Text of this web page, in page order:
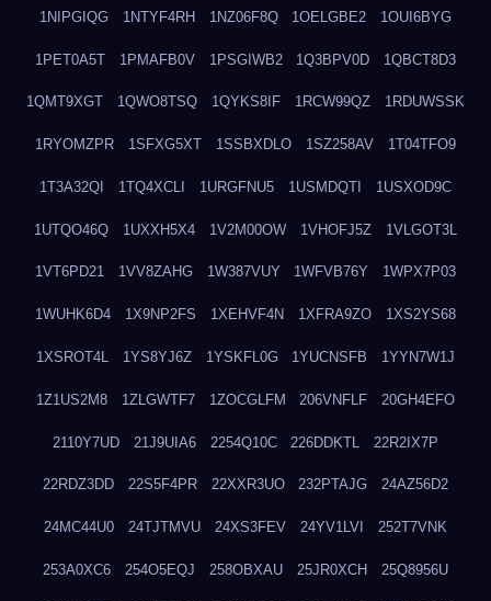
1NIPGIQG 1NTYF4RH 1NZ06F8Q 1OELGBE2 1OUI6BYG
1PET0A5T 1PMAFB0V 1PSGIWB2 1Q3BPV0D 1QBCT8D3
1QMT9XGT 1QWO8TSQ 1QYKS8IF 1RCW99QZ 1RDUWSSK
1RYOMZPR 1SFXG5XT 1SSBXDLO 1SZ258AV 1T04TFO9
1T3A32QI 1TQ4XCLI 1URGFNU5 1USMDQTI 1USXOD9C
1UTQO46Q 1UXXH5X4 1V2M00OW 1VHOFJ5Z 1VLGOT3L
1VT6PD21 1VV8ZAHG 1W387VUY 1WFVB76Y 1WPX7P03
1WUHK6D4 1X9NP2FS 1XEHVF4N 1XFRA9ZO 1XS2YS68
1XSROT4L 1YS8YJ6Z 1YSKFL0G 1YUCNSFB 1YYN7W1J
1Z1US2M8 1ZLGWTF7 1ZOCGLFM 206VNFLF 20GH4EFO
2110Y7UD 21J9UIA6 2254Q10C 226DDKTL 22R2IX7P
22RDZ3DD 22S5F4PR 22XXR3UO 232PTAJG 24AZ56D2
24MC44U0 24TJTMVU 24XS3FEV 24YV1LVI 252T7VNK
253A0XC6 254O5EQJ 258OBXAU 25JR0XCH 25Q8956U